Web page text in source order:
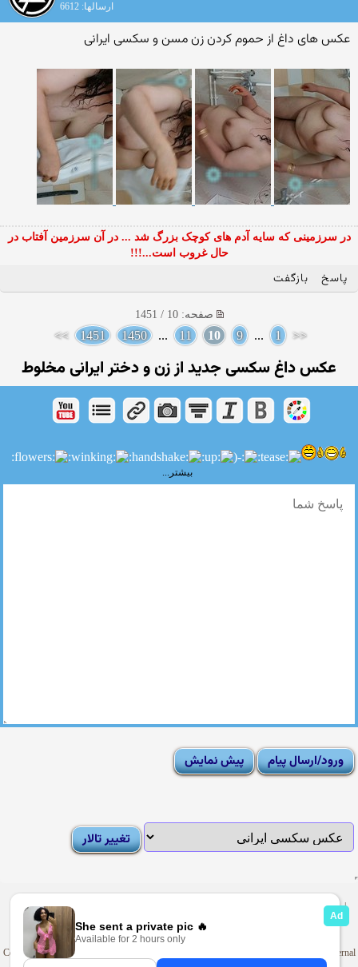
ارسالها: 6612
عکس های داغ از حموم کردن زن مسن و سکسی ایرانی
در سرزمینی که سایه آدم های کوچک بزرگ شد ... در آن سرزمین آفتاب در
حال غروب است...!!!
پاسخ بازگفت
صفحه: 10 / 1451
<<
1
...
9
10
11
...
1450
1451
>>
عکس داغ سکسی جدید از زن و دختر ایرانی مخلوط
بیشتر...
Moderator List |
Sexy Pictures Archive
Adult Forums
Copyright © 2009-2025
. Looti Forums is not responsible for the content of external